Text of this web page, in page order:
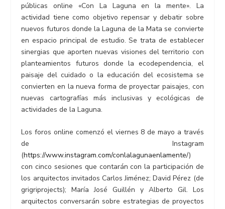
públicas online «Con La Laguna en la mente». La
actividad tiene como objetivo repensar y debatir sobre
nuevos futuros donde la Laguna de la Mata se convierte
en espacio principal de estudio. Se trata de establecer
sinergias que aporten nuevas visiones del territorio con
planteamientos futuros donde la ecodependencia, el
paisaje del cuidado o la educación del ecosistema se
convierten en la nueva forma de proyectar paisajes, con
nuevas cartografías más inclusivas y ecológicas de
actividades de la Laguna.
Los foros online comenzó el viernes 8 de mayo a través
de Instagram
(https://www.instagram.com/conlalagunaenlamente/)
con cinco sesiones que contarán con la participación de
los arquitectos invitados Carlos Jiménez; David Pérez (de
grigriprojects); María José Guillén y Alberto Gil. Los
arquitectos conversarán sobre estrategias de proyectos